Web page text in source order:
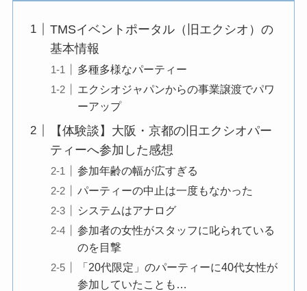
TMSイベントポータル（旧エクシオ）の
基本情報
多種多様なパーティー
エクシオジャパンからの事業譲渡でパワ
ーアップ
【体験談】大阪・京都の旧エクシオパー
ティーへ参加した感想
参加年齢の幅が広すぎる
パーティーの中止は一度もなかった
システムはアナログ
参加者の女性がスタッフに叱られている
のを目撃
「20代限定」のパーティーに40代女性が
参加していたことも…